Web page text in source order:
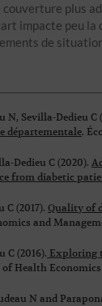
couverture plus
impacte peu la
de
Sevilla-Dedieu C
départementale.
Dedieu C (2020).
from diabetic
C (2017). Quality of
and
C (2016). Exploring
Health Economics ;
N and